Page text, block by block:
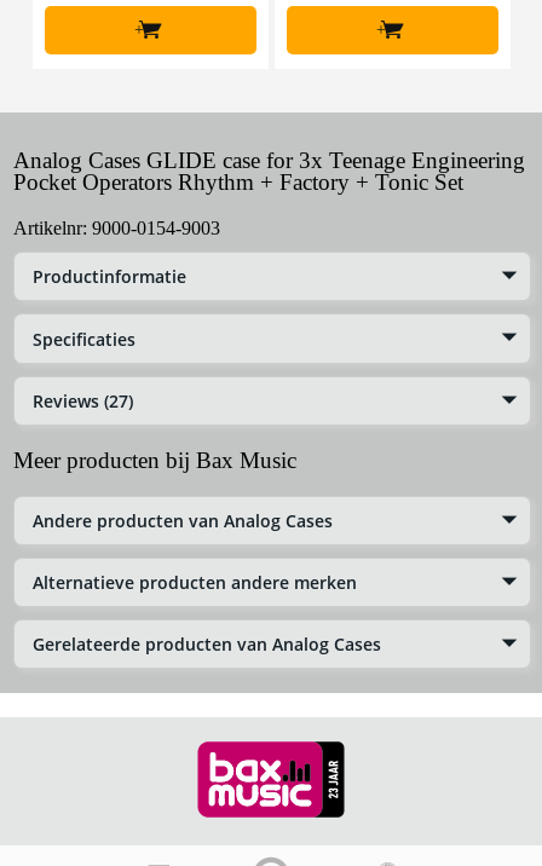
+ +
Analog Cases GLIDE case for 3x Teenage Engineering
Pocket Operators Rhythm + Factory + Tonic Set
Artikelnr: 9000-0154-9003
Productinformatie
Specificaties
Reviews (27)
Meer producten bij Bax Music
Andere producten van Analog Cases
Alternatieve producten andere merken
Gerelateerde producten van Analog Cases